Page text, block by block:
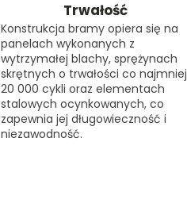
Trwałość
Konstrukcja bramy opiera się na
panelach wykonanych z
wytrzymałej blachy, sprężynach
skrętnych o trwałości co najmniej
20 000 cykli oraz elementach
stalowych ocynkowanych, co
zapewnia jej długowieczność i
niezawodność.